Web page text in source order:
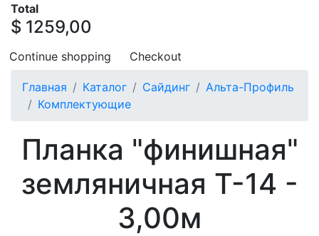
Total
$ 1259,00
Continue shopping Checkout
Главная Каталог Сайдинг
Альта-Профиль
Комплектующие
Планка "финишная"
земляничная Т-14 -
3,00м